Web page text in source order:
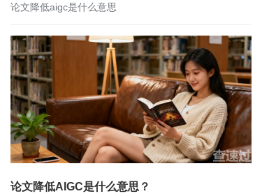
论文降低aigc是什么意思
论文降低AIGC是什么意思？